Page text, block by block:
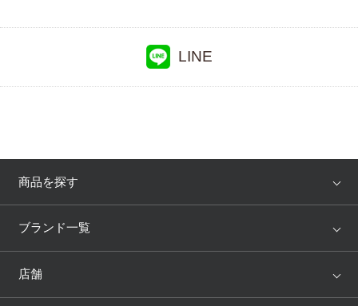
LINE
商品を探す
アイテム
トピックス
ブランド一覧
WACOAL
店舗